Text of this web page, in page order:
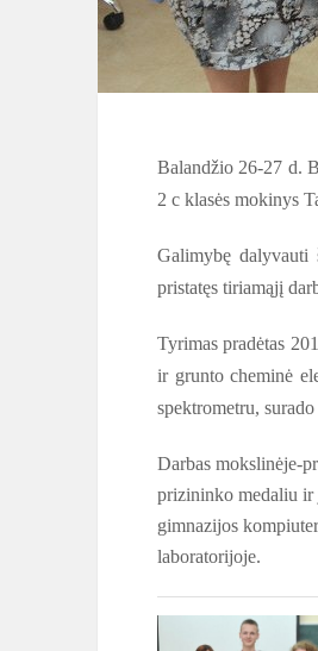
Balandžio 26-27 d.
2 c klasės mokinys
Galimybę dalyvauti
pristatęs tiriamąjį
Tyrimas pradėtas
ir grunto cheminė
spektrometru,
Darbas mokslinėje-
prizininko medaliu ir
gimnazijos
laboratorijoje.